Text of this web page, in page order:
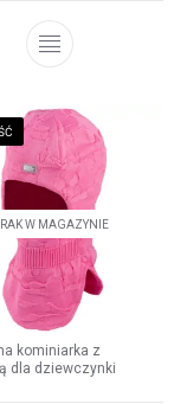
W MAGAZYNIE
kominiarka z
dla dziewczynki